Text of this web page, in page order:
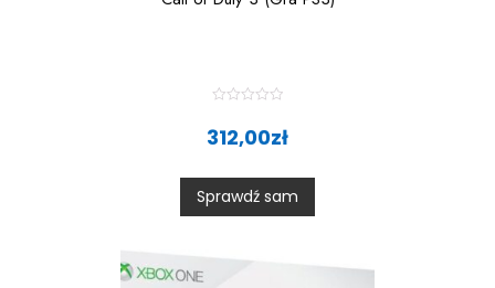
a
t
0
o
u
t
5
312,00zł
Sprawdź sam